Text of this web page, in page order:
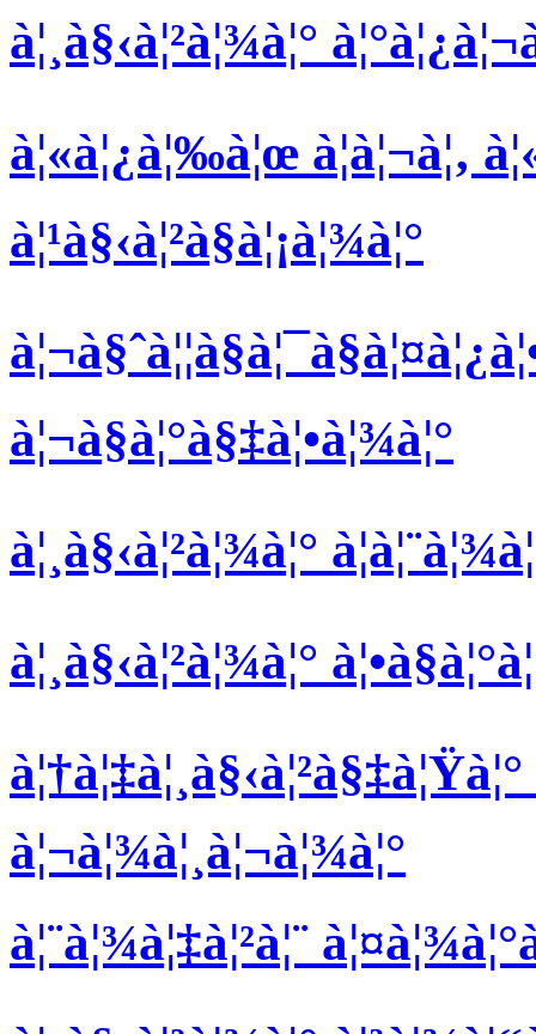
à¦¸à§‹à¦²à¦¾à¦°
à¦«à¦¿à¦‰à¦œ à¦à¦¬à¦‚
à¦¹à§‹à¦²à§à¦¡à¦¾à¦°
à¦¬à§à¦°à§‡à¦•à¦¾à¦°
à¦¸à§‹à¦²à¦¾à¦°
à¦¸à§‹à¦²à¦¾à¦°
à¦†à¦‡à¦¸à§‹à¦²à§‡à¦Ÿà¦°
à¦¬à¦¾à¦¸à¦¬à¦¾à¦°
à¦¨à¦¾à¦‡à¦²à¦¨